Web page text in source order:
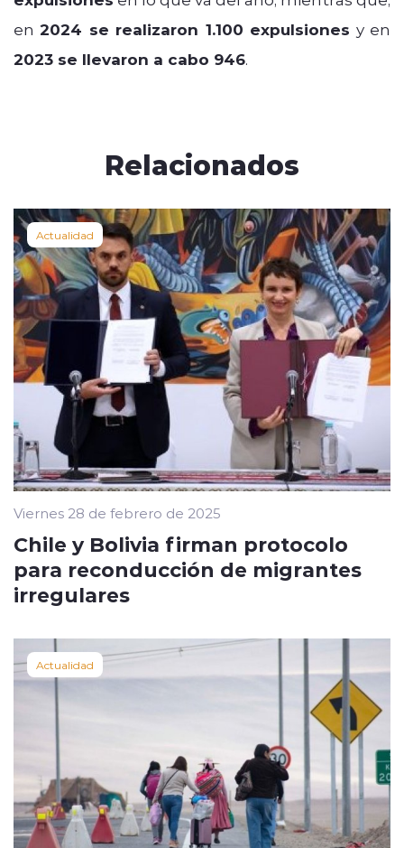
en2024 se realizaron 1.100 expulsiones y en
2023 se llevaron a cabo 946.
Relacionados
Actualidad
Viernes 28 de febrero de 2025
Chile y Bolivia firman protocolo
para reconducción de migrantes
irregulares
Actualidad